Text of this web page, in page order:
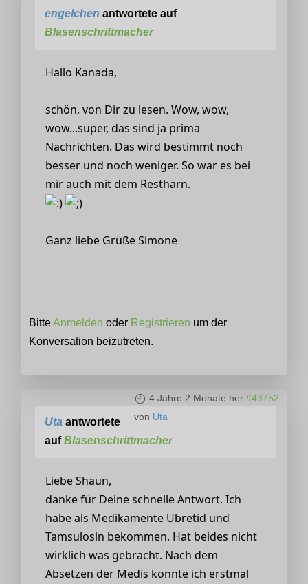
engelchen antwortete auf
Blasenschrittmacher
Hallo Kanada,
schön, von Dir zu lesen. Wow, wow,
wow...super, das sind ja prima
Nachrichten. Das wird bestimmt noch
besser und noch weniger. So war es bei
mir auch mit dem Restharn.
Ganz liebe Grüße Simone
BitteAnmelden oder Registrieren um der
Konversation beizutreten.
4 Jahre 2 Monate her #43752
von Uta
Uta antwortete
aufBlasenschrittmacher
Liebe Shaun,
danke für Deine schnelle Antwort. Ich
habe als Medikamente Ubretid und
Tamsulosin bekommen. Hat beides nicht
wirklich was gebracht. Nach dem
Absetzen der Medis konnte ich erstmal